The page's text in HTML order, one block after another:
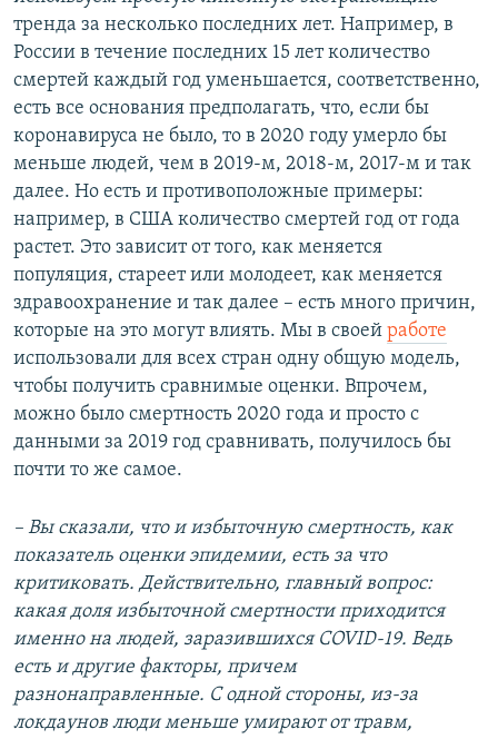
тренда за несколько последних лет. Например, в
России в течение последних 15 лет количество
смертей каждый год уменьшается, соответственно,
есть все основания предполагать, что, если бы
коронавируса не было, то в 2020 году умерло бы
меньше людей, чем в 2019-м, 2018-м, 2017-м и так
далее. Но есть и противоположные примеры:
например, в США количество смертей год от года
растет. Это зависит от того, как меняется
популяция, стареет или молодеет, как меняется
здравоохранение и так далее – есть много причин,
которые на это могут влиять. Мы в своей работе
использовали для всех стран одну общую модель,
чтобы получить сравнимые оценки. Впрочем,
можно было смертность 2020 года и просто с
данными за 2019 год сравнивать, получилось бы
почти то же самое.
– Вы сказали, что и избыточную смертность, как
показатель оценки эпидемии, есть за что
критиковать. Действительно, главный вопрос:
какая доля избыточной смертности приходится
именно на людей, заразившихся COVID-19. Ведь
есть и другие факторы, причем
разнонаправленные. С одной стороны, из-за
локдаунов люди меньше умирают от травм,